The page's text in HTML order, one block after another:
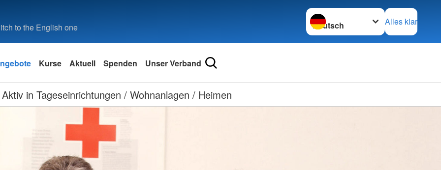
to the English one
Sprache wechseln zu
Alles klar
Kurse Aktuell Spenden Unser Verband
Aktiv in Tageseinrichtungen / Wohnanlagen / Heimen